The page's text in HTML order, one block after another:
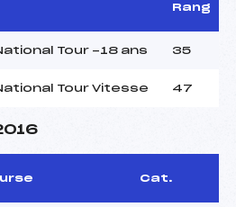
Rang
Tour -18 ans 35
Tour Vitesse 47
Cat.